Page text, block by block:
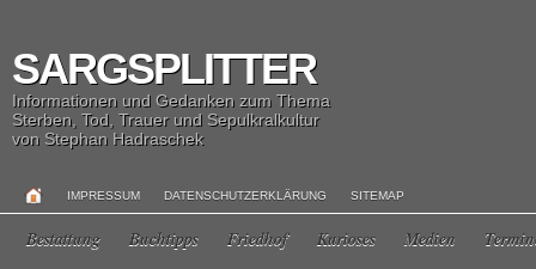
SARGSPLITTER
Informationen und Gedanken zum Thema
Sterben, Tod, Trauer und Sepulkralkultur
von Stephan Hadraschek
IMPRESSUM DATENSCHUTZERKLÄRUNG SITEMAP
Bestattung Buchtipps Friedhof Kurioses Medien